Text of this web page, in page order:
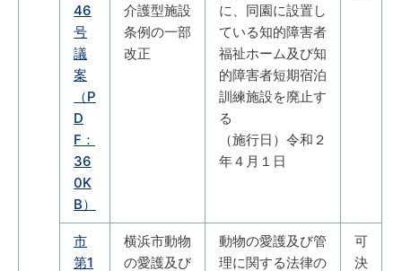
46
号
議
案
（P
D
F：
36
0K
B）
介護型施設
条例の一部
改正
に、同園に設置し
ている知的障害者
福祉ホーム及び知
的障害者短期宿泊
訓練施設を廃止す
る
（施行日）令和２
年４月１日
市
第1
横浜市動物
の愛護及び
動物の愛護及び管
理に関する法律の
可
決